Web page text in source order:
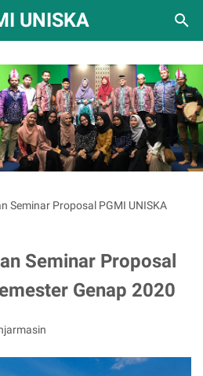
UNISKA
Seminar Proposal PGMI UNISKA
Seminar Proposal
Genap 2020